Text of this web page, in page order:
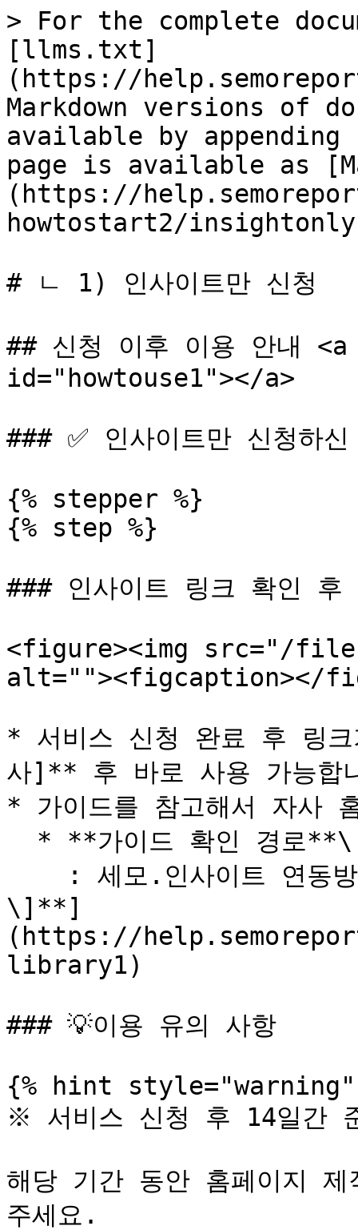
> For the complete
[llms.txt]
(https://
Markdown versions of
available by
page is available as
(https://
howtostart2/
# ㄴ 1) 인사이트만 신청
## 신청 이후 이용 안내
id="howtouse1"></a>
### ✅ 인사이트만 신청하
{% stepper %}
{% step %}
### 인사이트 링크 확인 후
<figure><img src="/files/
alt=""><figcaption></
* 서비스 신청 완료 후 링
사]** 후 바로 사용 가능합
* 가이드를 참고해서 자사
\]**]
(https://
library1)
### 💡이용 유의 사항
{% hint style="warning"
※ 서비스 신청 후 14일간
해당 기간 동안 홈페이지
주세요.